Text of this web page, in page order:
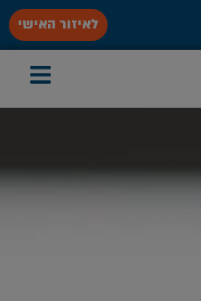
לאיזור האישי